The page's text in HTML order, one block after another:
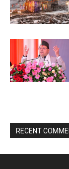
RECENT